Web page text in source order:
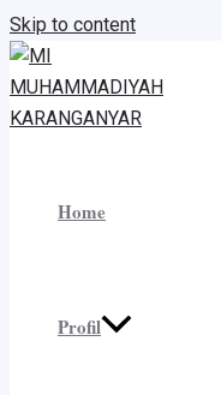
Skip to content
Home
Profil